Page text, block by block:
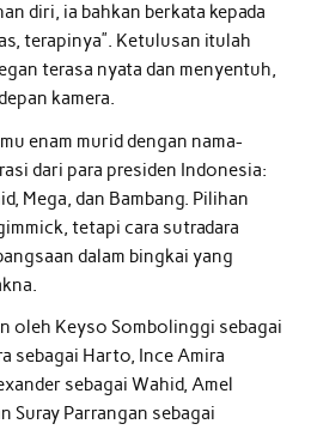
diri, ia bahkan berkata kepada
terapinya”. Ketulusan itulah
terasa nyata dan menyentuh,
kamera.
enam murid dengan nama-
dari para presiden Indonesia:
Mega, dan Bambang. Pilihan
tetapi cara sutradara
dalam bingkai yang
oleh Keyso Sombolinggi sebagai
sebagai Harto, Ince Amira
sebagai Wahid, Amel
Suray Parrangan sebagai